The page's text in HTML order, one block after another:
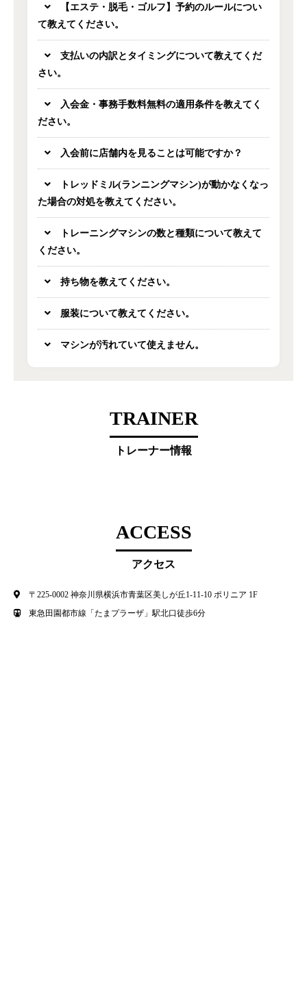
【エステ・脱毛・ゴルフ】予約のルールについ
て教えてください。
支払いの内訳とタイミングについて教えてくだ
さい。
入会金・事務手数料無料の適用条件を教えてく
ださい。
入会前に店舗内を見ることは可能ですか？
トレッドミル(ランニングマシン)が動かなくなっ
た場合の対処を教えてください。
トレーニングマシンの数と種類について教えて
ください。
持ち物を教えてください。
服装について教えてください。
マシンが汚れていて使えません。
TRAINER
トレーナー情報
ACCESS
アクセス
〒225-0002 神奈川県横浜市⻘葉区美しが丘1-11-10 ポリニア 1F
東急田園都市線「たまプラーザ」駅北口徒歩6分